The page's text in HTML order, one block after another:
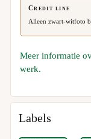
Credit line
Alleen zwart-witfoto
Meer informatie
werk.
Labels